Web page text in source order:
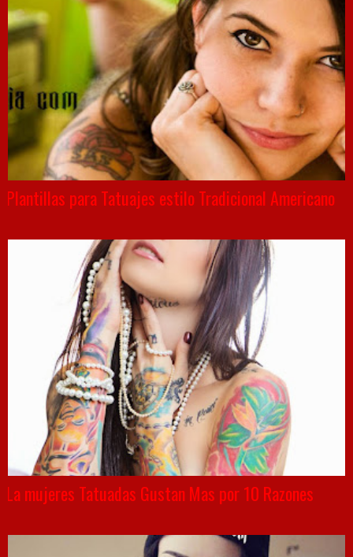
Plantillas para Tatuajes estilo Tradicional Americano
La mujeres Tatuadas Gustan Mas por 10 Razones